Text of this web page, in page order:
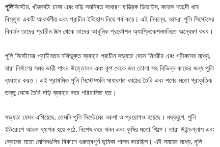
পুলিসিস্টেম, খাঁজকাটা চাকা এবং দড়ি সমন্বিত সাধারণ যান্ত্রিক ডিভাইস, কয়েক শতাব্দী ধরে
বিস্তৃত একটি আকর্ষণীয় এবং প্রাচীন ইতিহাস নিয়ে গর্ব করে। এই নিবন্ধে, আমরা পুলি সিস্টেমের
বিবর্তন তাদের প্রাচীন উত্স থেকে তাদের আধুনিক প্রকৌশল অ্যাপ্লিকেশনগুলিতে অন্বেষণ করব।
পুলি সিস্টেমের প্রাচীনতম নথিভুক্ত ব্যবহার প্রাচীন সভ্যতা যেমন মিশরীয় এবং গ্রীকদের মধ্যে,
যারা নির্মাণের সময় ভারী পাথর উত্তোলন এবং কূপ থেকে জল তোলা সহ বিভিন্ন কাজের জন্য পুলি
ব্যবহার করত। এই প্রাথমিক পুলি সিস্টেমগুলি সাধারণত কাঠের তৈরি এবং শণের মতো প্রাকৃতিক
তন্তু থেকে তৈরি দড়ি ব্যবহার করে পরিচালিত হত।
সভ্যতা যেমন এগিয়েছে, তেমনি পুলি সিস্টেমের নকশা ও প্রয়োগও হয়েছে। মধ্যযুগে, পুলি
ইউরোপে আরও ব্যাপক হয়ে ওঠে, বিশেষ করে খনন এবং কৃষির মতো শিল্পে। তারা উইন্ডগ্লাস এবং
ক্রেনের মতো মেশিনগুলির বিকাশে গুরুত্বপূর্ণ ভূমিকা পালন করেছিল। এই সময়ের মধ্যে, পুলি